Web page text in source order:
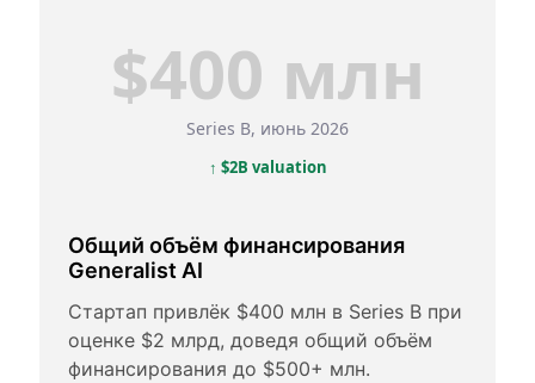
$400 млн
Series B, июнь 2026
↑ $2B valuation
Общий объём финансирования
Generalist AI
Стартап привлёк $400 млн в Series B при
оценке $2 млрд, доведя общий объём
финансирования до $500+ млн.